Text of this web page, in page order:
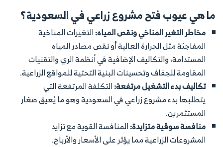
ما هيعيوب فتح مشروع زراعي في السعودية؟
مخاطر التغير المناخي ونقص المياه:التغيرات المناخية
المفاجئة مثل الحرارة العالية أو نقص مصادر المياه
المستدامة، والتكاليف الإضافية في أنظمة الري والتقنيات
المقاومة للجفاف وتحسينات البنية التحتية للمواقع الزراعية.
تكاليف بدء التشغيل مرتفعة:التكلفة المرتفعة التي
يتطلبها بدء مشروع زراعي في السعودية وهو ما يُعيق صغار
المستثمرين.
منافسة سوقية متزايدة:المنافسة القوية مع تزايد
المشروعات الزراعية مما يؤثر على الأسعار والأرباح.